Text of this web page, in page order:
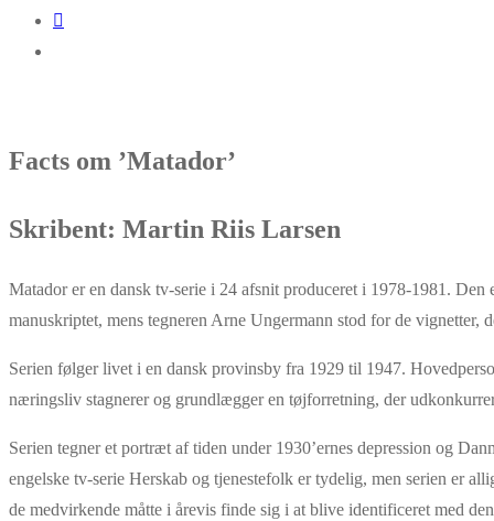
Facts om ’Matador’
Skribent: Martin Riis Larsen
Matador er en dansk tv-serie i 24 afsnit produceret i 1978-1981.
manuskriptet, mens tegneren Arne Ungermann stod for de
Serien følger livet i en dansk provinsby fra 1929 til 1947.
næringsliv stagnerer og grundlægger en tøjforretning, der
Serien tegner et portræt af tiden under 1930’ernes depression og
engelske tv-serie Herskab og tjenestefolk er tydelig, men serien er
de medvirkende måtte i årevis finde sig i at blive identificeret med